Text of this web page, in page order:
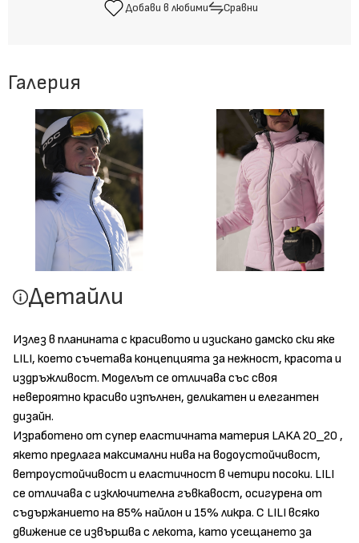
Добави в любими Сравни
Галерия
Детайли
Излез в планината с красивото и изискано дамско ски яке
LILI, което съчетава концепцията за нежност, красота и
издръжливост. Моделът се отличава със своя
невероятно красиво изпълнен, деликатен и елегантен
дизайн.
Изработено от супер еластичната материя LAKA 20_20 ,
якето предлага максимални нива на водоустойчивост,
ветроустойчивост и еластичност в четири посоки. LILI
се отличава с изключителна гъвкавост, осигурена от
съдържанието на 85% найлон и 15% ликра. С LILI всяко
движение се извършва с лекота, като усещането за